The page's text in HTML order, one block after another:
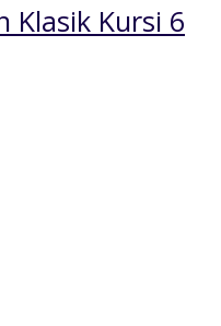
Klasik Kursi 6